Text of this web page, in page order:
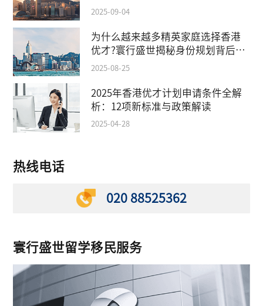
2025-09-04
为什么越来越多精英家庭选择香港
优才?寰行盛世揭秘身份规划背后的
教育红利
2025-08-25
2025年香港优才计划申请条件全解
析：12项新标准与政策解读
2025-04-28
热线电话
020 88525362
寰行盛世留学移民服务